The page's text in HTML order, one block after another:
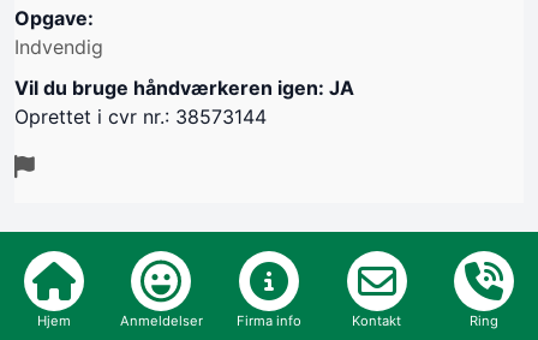
Opgave:
Indvendig
Vil du bruge håndværkeren igen: JA
Oprettet i cvr nr.: 38573144
Verificeret kunde
Hjem Anmeldelser Firma info Kontakt Ring